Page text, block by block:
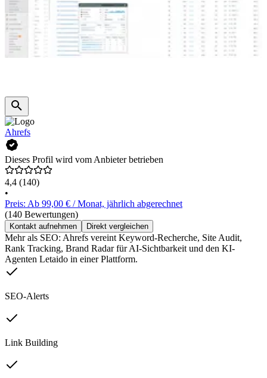
Ahrefs
Dieses Profil wird vom Anbieter betrieben
4,4 (140)
•
Preis: Ab 99,00 € / Monat, jährlich abgerechnet
(140 Bewertungen)
Kontakt aufnehmen Direkt vergleichen
Mehr als SEO: Ahrefs vereint Keyword-Recherche, Site Audit,
Rank Tracking, Brand Radar für AI-Sichtbarkeit und den KI-
Agenten Letaido in einer Plattform.
SEO-Alerts
Link Building